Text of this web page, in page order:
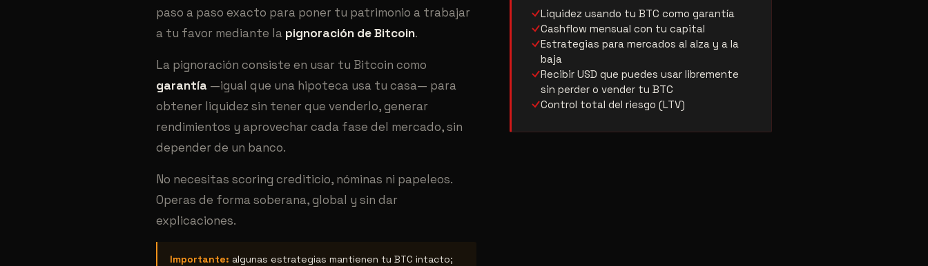
paso a paso exacto para poner tu patrimonio a trabajar
a tu favor mediante la pignoración de Bitcoin.
La pignoración consiste en usar tu Bitcoin como
garantía —igual que una hipoteca usa tu casa— para
obtener liquidez sin tener que venderlo, generar
rendimientos y aprovechar cada fase del mercado, sin
depender de un banco.
No necesitas scoring crediticio, nóminas ni papeleos.
Operas de forma soberana, global y sin dar
explicaciones.
Importante: algunas estrategias mantienen tu BTC intacto;
Liquidez usando tu BTC como garantía
Cashflow mensual con tu capital
Estrategias para mercados al alza y a la
baja
Recibir USD que puedes usar libremente
sin perder o vender tu BTC
Control total del riesgo (LTV)